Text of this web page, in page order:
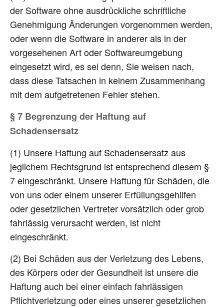
der Software ohne ausdrückliche schriftliche
Genehmigung Änderungen vorgenommen werden,
oder wenn die Software in anderer als in der
vorgesehenen Art oder Softwareumgebung
eingesetzt wird, es sei denn, Sie weisen nach,
dass diese Tatsachen in keinem Zusammenhang
mit dem aufgetretenen Fehler stehen.
§ 7 Begrenzung der Haftung auf
Schadensersatz
(1) Unsere Haftung auf Schadensersatz aus
jeglichem Rechtsgrund ist entsprechend diesem §
7 eingeschränkt. Unsere Haftung für Schäden, die
von uns oder einem unserer Erfüllungsgehilfen
oder gesetzlichen Vertreter vorsätzlich oder grob
fahrlässig verursacht werden, ist nicht
eingeschränkt.
(2) Bei Schäden aus der Verletzung des Lebens,
des Körpers oder der Gesundheit ist unsere die
Haftung auch bei einer einfach fahrlässigen
Pflichtverletzung oder eines unserer gesetzlichen